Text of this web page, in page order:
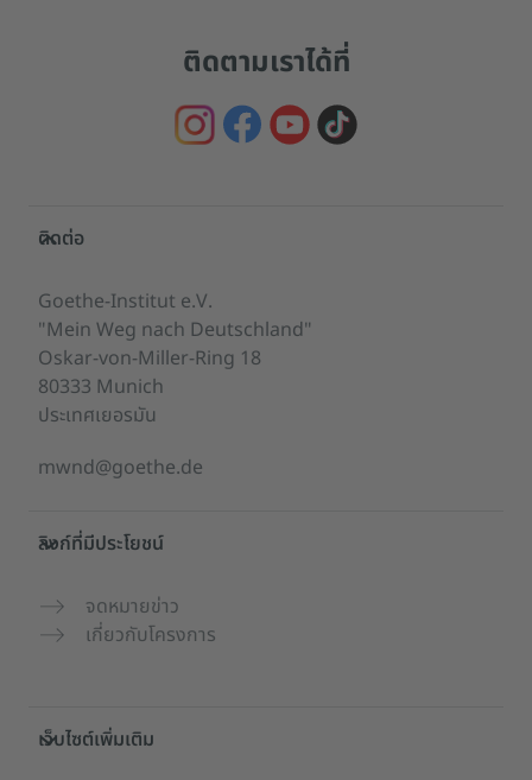
ติดตามเราได้ที่
Service- und Informationsbereich
ติดต่อ
Goethe-Institut e.V.
"Mein Weg nach Deutschland"
Oskar-von-Miller-Ring 18
80333 Munich
ประเทศเยอรมัน
mwnd@goethe.de
ลิงก์ที่มีประโยชน์
จดหมายข่าว
เกี่ยวกับโครงการ
เว็บไซต์เพิ่มเติม